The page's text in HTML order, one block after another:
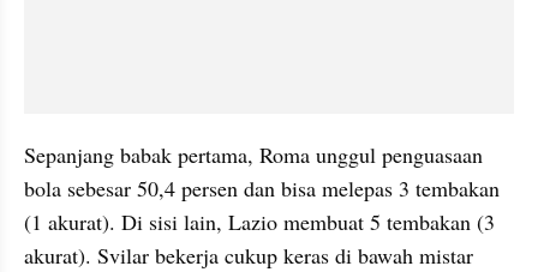
Sepanjang babak pertama, Roma unggul penguasaan
bola sebesar 50,4 persen dan bisa melepas 3 tembakan
(1 akurat). Di sisi lain, Lazio membuat 5 tembakan (3
akurat). Svilar bekerja cukup keras di bawah mistar